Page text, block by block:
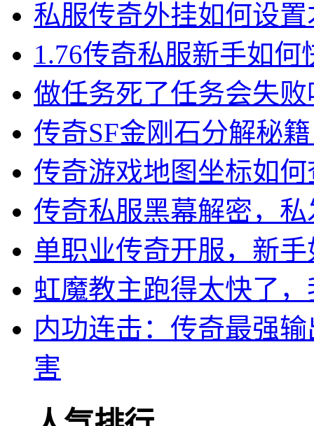
私服传奇外挂如何设
1.76传奇私服新手如何
做任务死了任务会失败
传奇SF金刚石分解秘
传奇游戏地图坐标如
传奇私服黑幕解密，
单职业传奇开服，新
虹魔教主跑得太快了
内功连击：传奇最强
害